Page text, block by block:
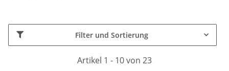
Filter und Sortierung
Artikel 1 - 10 von 23